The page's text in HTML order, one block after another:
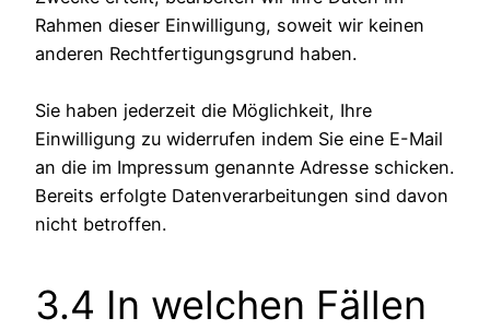
Rahmen dieser Einwilligung, soweit wir keinen
anderen Rechtfertigungsgrund haben.
Sie haben jederzeit die Möglichkeit, Ihre
Einwilligung zu widerrufen indem Sie eine E-Mail
an die im Impressum genannte Adresse schicken.
Bereits erfolgte Datenverarbeitungen sind davon
nicht betroffen.
3.4 In welchen Fällen